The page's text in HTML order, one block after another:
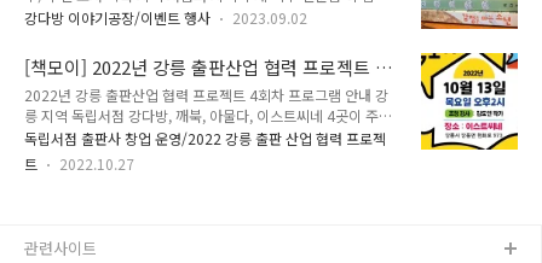
하는 책과 맥주(책맥) 🍺 책과 함께 즐기면 좋은 맥주, 맥주와 함
월 한 달 동안 버드나무 브루어리에서도 만나보세요! 2023년 9
월 책맥(책과 맥주) 주제 : 나는 읽기 쉬운 마음이야. 당신도 스윽
훑고 가세요 강다방 이야기공장 선정 도서 3종 : 1. 감정을 파는
소년, 김수정 (소설), 12,000원 2. 모든 감정 도감, 이다솜 (에세
이), 15,000원 3. 강원도 마음사전, 김도연 (지역, 에세이),
16,000원 [소설] 감정을 파는 소년, 김수정 사랑, 슬픔, 증오, 열
강다방 이야기공장/이벤트 행사 2023.09.02
[책모이] 2022년 강릉 출판산업 협력 프로젝트 4
회차 프로그램 안내
2022년 강릉 출판산업 협력 프로젝트 4회차 프로그램 안내 강
릉 지역 독립서점 강다방, 깨북, 아물다, 이스트씨네 4곳이 주축
이 되어 강릉 지역 출판 활성화와 동종 산업 종사자 간 네트워크
형성을 위한 시범 프로젝트, 의 4번째 프로그램은 2022년 10월
13일 목요일 오후 14시 강릉 정동진에 위치한 이스트씨네에서
용 : - 첫 장편소설 『소와 함께 여행하는 법』 이야기 - 『강릉
바다』산문 연재와 책 출간 이야기 - 출간 예정 신작 이야기 ○
독립서점 출판사 창업 운영/2022 강릉 출판 산업 협력 프로젝
트
2022.10.27
관련사이트